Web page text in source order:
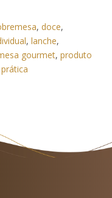
, doce,
, lanche,
gourmet, produto